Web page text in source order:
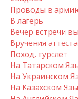
Проводы в
В лагерь
Вечер встречи
Вручения
Поход, турслет
На Татарском
На Украинском
На Казахском